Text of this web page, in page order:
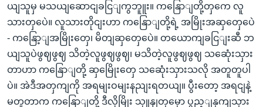
ယျသူမှ မသယျဆောငျခငြျကွဘူူး။ ကနြောျတို့တှကေ လူ
သားတှပေဲ။ လူသားတိုငျးဟာ ကနြောျတို့ရဲ့ အမြိုးအဆှတှေပေဲ
- ကနြော့ျအမြိုးတှေ၊ မိတျဆှတှေပေဲ။ တယောကျခငြျးဆီ ဘ
ယျသူပဲဖွဈဖွဈ သိတဲ့လူဖွဈဖွဈ၊ မသိတဲ့လူဖွဈဖွဈ သဆေုံးသှား
တာဟာ ကနြောျတို့ ဆှမြေိုးတှေ သဆေုံးသှားသလို အတူတူပါ
ပဲ။ အဲဒီအတှကျကို အရမျးဝမျးနညျးရတယျ။ ပွီးတော့ အရငျနဲ့
မတူတာက ကနြောျတို့ ဒီလိုမြိုး သုူနျတှမှော ပွည့ျနှကျသှား